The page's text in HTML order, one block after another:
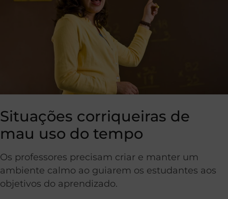
Situações corriqueiras de
mau uso do tempo
Os professores precisam criar e manter um
ambiente calmo ao guiarem os estudantes aos
objetivos do aprendizado.